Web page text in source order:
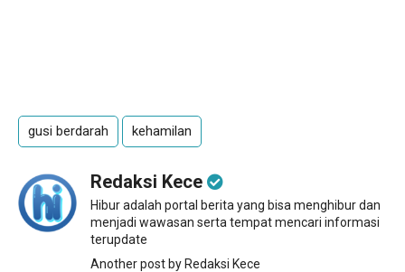
gusi berdarah kehamilan
Redaksi Kece
Hibur adalah portal berita yang bisa menghibur dan
menjadi wawasan serta tempat mencari informasi
terupdate
Another post by Redaksi Kece